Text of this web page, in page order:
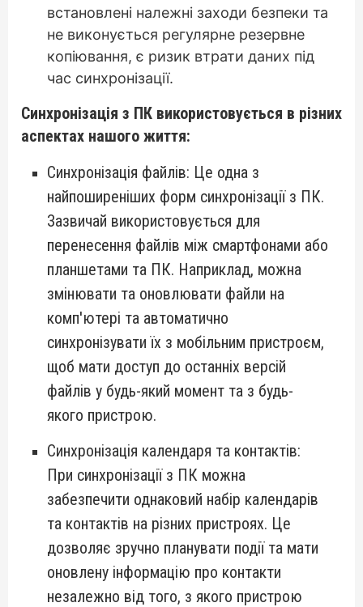
встановлені належні заходи безпеки та
не виконується регулярне резервне
копіювання, є ризик втрати даних під
час синхронізації.
Синхронізація з ПК використовується в різних
аспектах нашого життя:
Синхронізація файлів: Це одна з
найпоширеніших форм синхронізації з ПК.
Зазвичай використовується для
перенесення файлів між смартфонами або
планшетами та ПК. Наприклад, можна
змінювати та оновлювати файли на
комп'ютері та автоматично
синхронізувати їх з мобільним пристроєм,
щоб мати доступ до останніх версій
файлів у будь-який момент та з будь-
якого пристрою.
Синхронізація календаря та контактів:
При синхронізації з ПК можна
забезпечити однаковий набір календарів
та контактів на різних пристроях. Це
дозволяє зручно планувати події та мати
оновлену інформацію про контакти
незалежно від того, з якого пристрою